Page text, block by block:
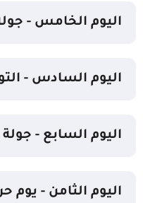
اليوم الخامس -
اليوم السادس -
اليوم السابع -
اليوم الثامن - يوم